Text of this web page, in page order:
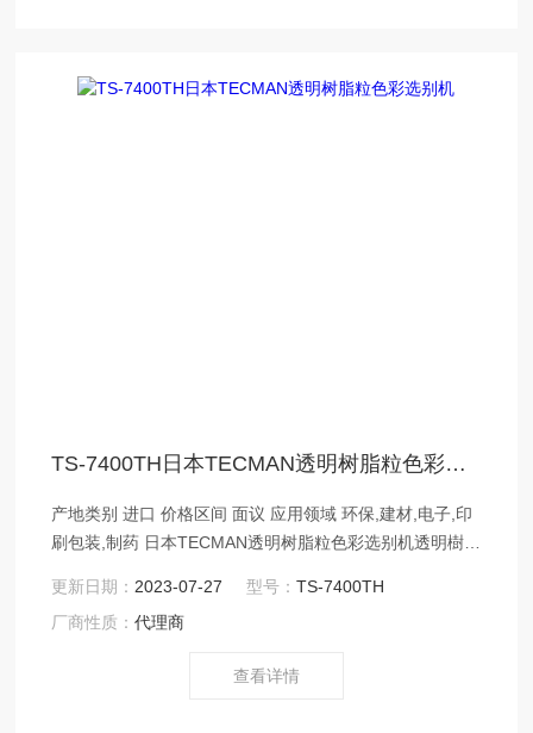
TS-7400TH日本TECMAN透明树脂粒色彩选别机
产地类别 进口 价格区间 面议 应用领域 环保,建材,电子,印
刷包装,制药 日本TECMAN透明树脂粒色彩选别机透明樹脂
ン工業
更新日期： 2023-07-27 型号：TS-7400TH
厂商性质：代理商
查看详情